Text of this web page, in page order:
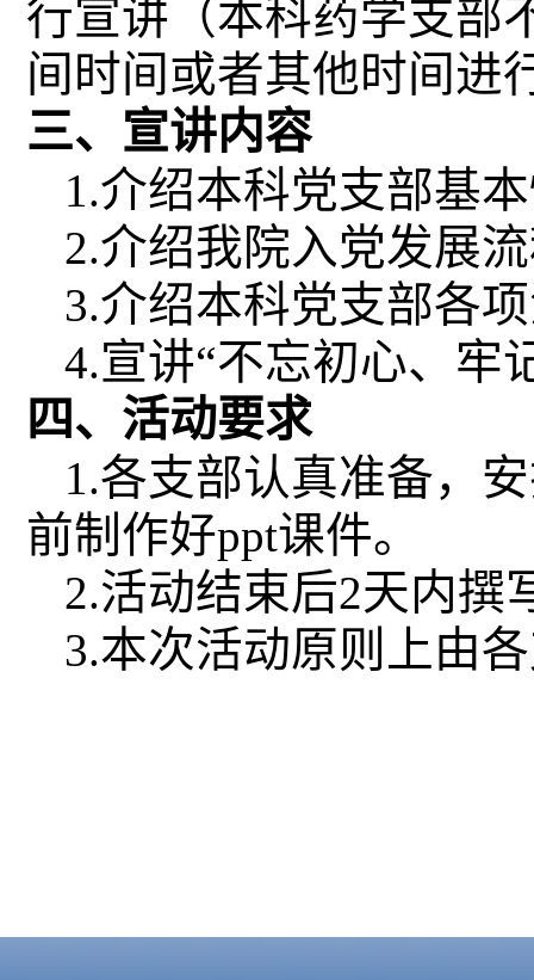
行宣讲（本科药学支部
间时间或者其他时间进
三、宣讲内容
1.介绍本科党支部基
2.介绍我院入党发展
3.介绍本科党支部各
4.宣讲“不忘初心、牢
四、活动要求
1.各支部认真准备，
前制作好ppt课件。
2.活动结束后2天内撰
3.本次活动原则上由